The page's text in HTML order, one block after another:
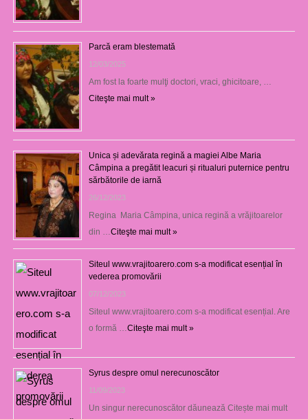
Parcă eram blestemată
12/03/2025
Am fost la foarte mulţi doctori, vraci, ghicitoare, …
Citeşte mai mult »
Unica și adevărata regină a magiei Albe Maria
Câmpina a pregătit leacuri și ritualuri puternice pentru
sărbătorile de iarnă
26/12/2023
Regina Maria Câmpina, unica regină a vrăjitoarelor
din …Citeşte mai mult »
Siteul www.vrajitoarero.com s-a modificat esențial în
vederea promovării
07/12/2023
Siteul www.vrajitoarero.com s-a modificat esențial. Are
o formă …Citeşte mai mult »
Syrus despre omul nerecunoscător
11/09/2023
Un singur nerecunoscător dăunează Citește mai mult